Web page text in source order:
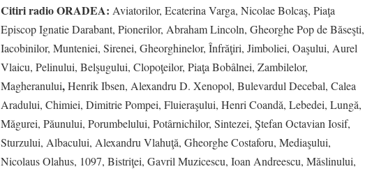
Citiri radio ORADEA: Aviatorilor, Ecaterina Varga, Nicolae Bolcaş, Piaţa
Episcop Ignatie Darabant, Pionerilor, Abraham Lincoln, Gheorghe Pop de Băseşti,
Iacobinilor, Munteniei, Sirenei, Gheorghinelor, Înfrăţiri, Jimboliei, Oaşului, Aurel
Vlaicu, Pelinului, Belşugului, Clopoţeilor, Piaţa Bobâlnei, Zambilelor,
Magheranului,Henrik Ibsen, Alexandru D. Xenopol, Bulevardul Decebal, Calea
Aradului, Chimiei, Dimitrie Pompei, Fluieraşului, Henri Coandă, Lebedei, Lungă,
Măgurei, Păunului, Porumbelului, Potârnichilor, Sintezei, Ştefan Octavian Iosif,
Sturzului, Albacului, Alexandru Vlahuţă, Gheorghe Costaforu, Mediaşului,
Nicolaus Olahus, 1097, Bistriţei, Gavril Muzicescu, Ioan Andreescu, Măslinului,